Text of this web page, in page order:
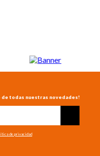
de todas nuestras novedades!
de privacidad